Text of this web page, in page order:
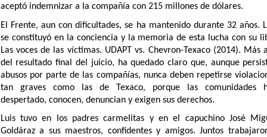
aceptó indemnizar a la compañía con 215 millones de dólares.
El Frente, aun con dificultades, se ha mantenido durante 32 años.
se constituyó en la conciencia y la memoria de esta lucha con su
Las voces de las víctimas. UDAPT vs. Chevron-Texaco (2014). Más
del resultado final del juicio, ha quedado claro que, aunque
abusos por parte de las compañías, nunca deben repetirse
tan graves como las de Texaco, porque las comunidades
despertado, conocen, denuncian y exigen sus derechos.
Luis tuvo en los padres carmelitas y en el capuchino José
Goldáraz a sus maestros, confidentes y amigos. Juntos